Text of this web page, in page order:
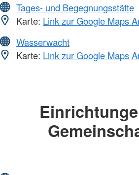
Tages- und Begegnungsstätte
Karte: Link zur Google Maps
Wasserwacht
Karte: Link zur Google Maps